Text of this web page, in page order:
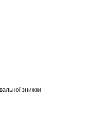
знижки